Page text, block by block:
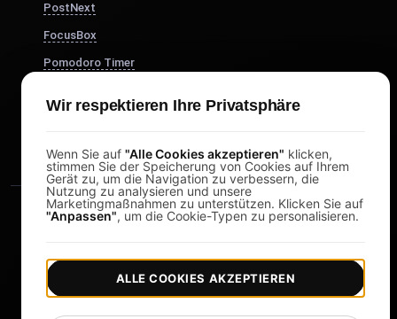
PostNext
FocusBox
Pomodoro Timer
DesignerBox
Copyright © 2026 LoadFocus | Geschäftsbedingungen |
Wir respektieren Ihre Privatsphäre
Wenn Sie auf "Alle Cookies akzeptieren" klicken,
stimmen Sie der Speicherung von Cookies auf Ihrem
Gerät zu, um die Navigation zu verbessern, die
Nutzung zu analysieren und unsere
Marketingmaßnahmen zu unterstützen. Klicken Sie auf
"Anpassen", um die Cookie-Typen zu personalisieren.
ALLE COOKIES AKZEPTIEREN